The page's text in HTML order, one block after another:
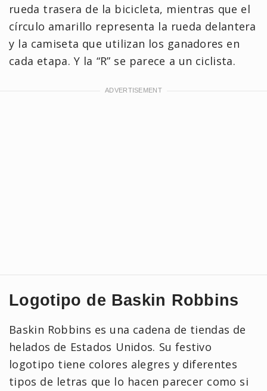
rueda trasera de la bicicleta, mientras que el
círculo amarillo representa la rueda delantera
y la camiseta que utilizan los ganadores en
cada etapa. Y la “R” se parece a un ciclista.
Logotipo de Baskin Robbins
Baskin Robbins es una cadena de tiendas de
helados de Estados Unidos. Su festivo
logotipo tiene colores alegres y diferentes
tipos de letras que lo hacen parecer como si